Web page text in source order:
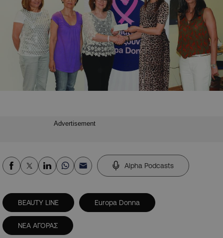
Advertisement
Alpha Podcasts
BEAUTY LINE Europa Donna
NEA AΓΟΡΑΣ